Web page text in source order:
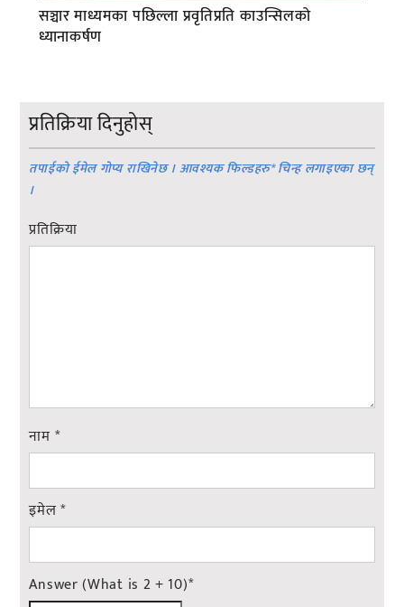
सञ्चार माध्यमका पछिल्ला प्रवृतिप्रति काउन्सिलको
ध्यानाकर्षण
प्रतिक्रिया दिनुहोस्
तपाईको ईमेल गोप्य राखिनेछ । आवश्यक फिल्डहरु*चिन्ह लगाइएका छन्
।
प्रतिक्रिया
नाम *
इमेल*
Answer (What is 2 + 10)*